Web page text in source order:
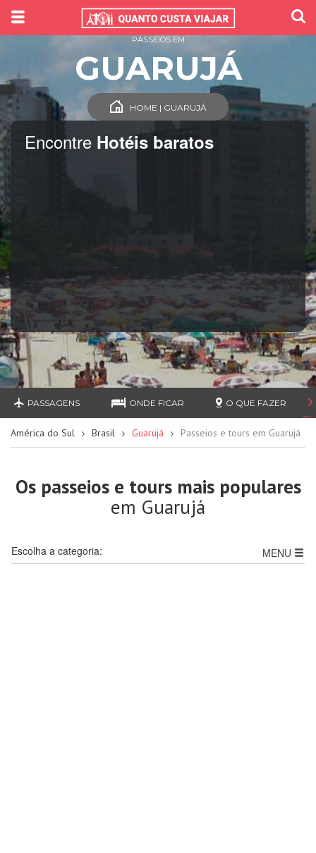
Encontre Hotéis baratos
PASSEIOS EM
GUARUJÁ
HOME | GUARUJÁ
PASSAGENS ONDE FICAR O QUE FAZER
América do Sul Brasil Guarujá Passeios e tours em Guarujá
Os passeios e tours mais populares
em Guarujá
MENU
Escolha a categoria: